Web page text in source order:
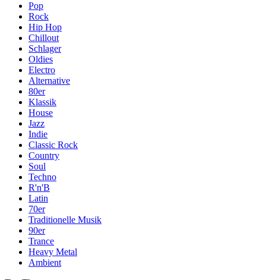
Pop
Rock
Hip Hop
Chillout
Schlager
Oldies
Electro
Alternative
80er
Klassik
House
Jazz
Indie
Classic Rock
Country
Soul
Techno
R'n'B
Latin
70er
Traditionelle Musik
90er
Trance
Heavy Metal
Ambient